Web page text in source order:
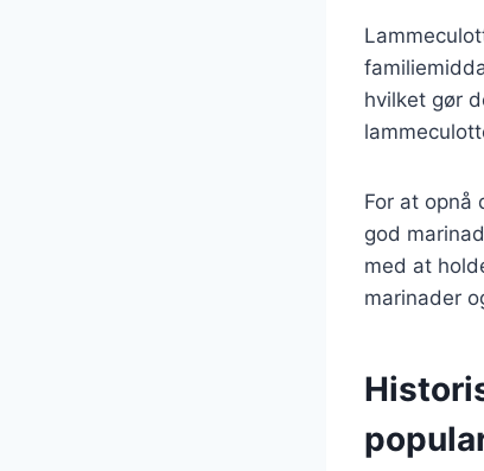
hvilket gør
For at opnå
god
med at
marinader